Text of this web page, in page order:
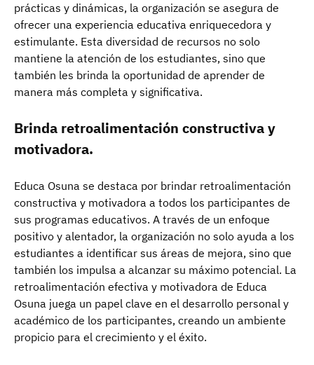
prácticas y dinámicas, la organización se asegura de
ofrecer una experiencia educativa enriquecedora y
estimulante. Esta diversidad de recursos no solo
mantiene la atención de los estudiantes, sino que
también les brinda la oportunidad de aprender de
manera más completa y significativa.
Brinda retroalimentación constructiva y
motivadora.
Educa Osuna se destaca por brindar retroalimentación
constructiva y motivadora a todos los participantes de
sus programas educativos. A través de un enfoque
positivo y alentador, la organización no solo ayuda a los
estudiantes a identificar sus áreas de mejora, sino que
también los impulsa a alcanzar su máximo potencial. La
retroalimentación efectiva y motivadora de Educa
Osuna juega un papel clave en el desarrollo personal y
académico de los participantes, creando un ambiente
propicio para el crecimiento y el éxito.